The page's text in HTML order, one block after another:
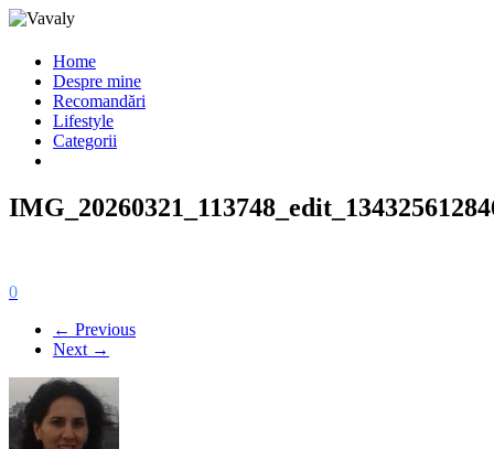
Home
Despre mine
Recomandări
Lifestyle
Categorii
0
← Previous
Next →